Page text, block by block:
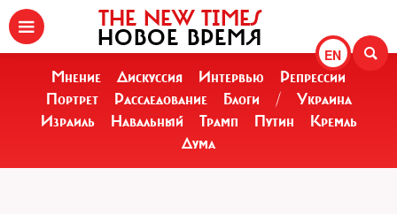
EN
THE NEW TIMES
НОВОЕ ВРЕМЯ
Мнение Дискуссия Интервью
Репрессии
Портрет
Расследование Блоги /
Украина
Израиль
Навальный Трамп Путин
Кремль
Дума